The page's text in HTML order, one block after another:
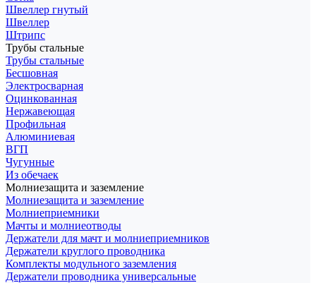
Швеллер гнутый
Швеллер
Штрипс
Трубы стальные
Трубы стальные
Бесшовная
Электросварная
Оцинкованная
Нержавеющая
Профильная
Алюминиевая
ВГП
Чугунные
Из обечаек
Молниезащита и заземление
Молниезащита и заземление
Молниеприемники
Мачты и молниеотводы
Держатели для мачт и молниеприемников
Держатели круглого проводника
Комплекты модульного заземления
Держатели проводника универсальные